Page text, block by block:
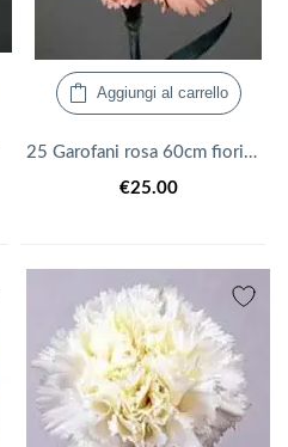
Aggiungi al carrello
25 Garofani rosa 60cm fiori recisi
€25.00